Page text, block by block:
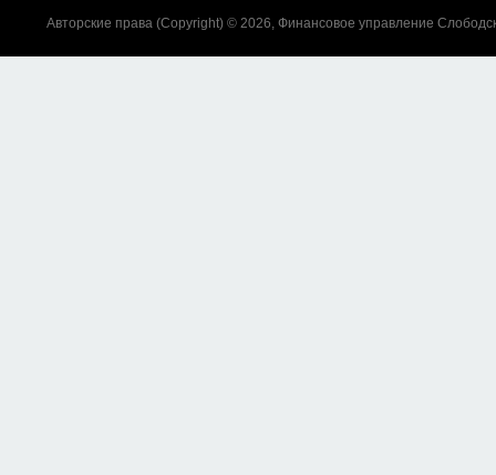
Авторские права (Copyright) © 2026, Финансовое управление